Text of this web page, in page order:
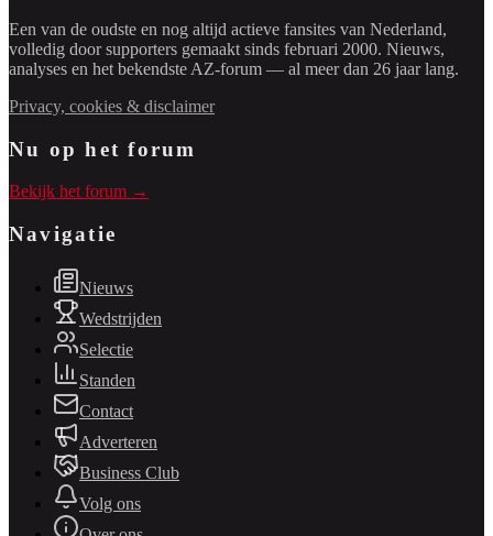
Een van de oudste en nog altijd actieve fansites van Nederland,
volledig door supporters gemaakt sinds februari 2000. Nieuws,
analyses en het bekendste AZ-forum — al meer dan 26 jaar lang.
Privacy, cookies & disclaimer
Nu op het forum
Bekijk het forum →
Navigatie
Nieuws
Wedstrijden
Selectie
Standen
Contact
Adverteren
Business Club
Volg ons